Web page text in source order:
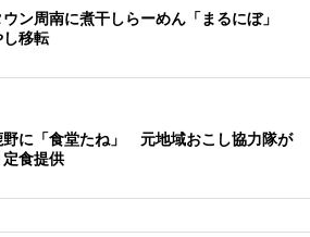
ウン周南に煮干しらーめん「まるにぼ」
移転
野に「食堂たね」 元地域おこし協力隊が
食提供